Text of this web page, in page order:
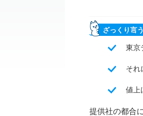
ざっくり言
東京
それ
値上
提供社の都合